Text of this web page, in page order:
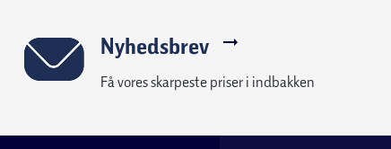
Nyhedsbrev
Få vores skarpeste priser i indbakken